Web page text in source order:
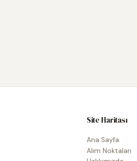
Site Haritası
Ana Sayfa
Alım Noktaları